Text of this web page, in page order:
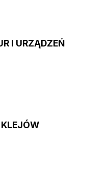
I URZĄDZEŃ